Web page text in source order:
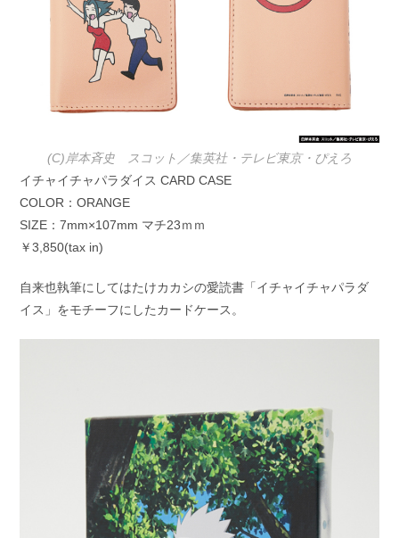
(C)岸本斉史 スコット／集英社・テレビ東京・ぴえろ
イチャイチャパラダイス CARD CASE
COLOR：ORANGE
SIZE：7mm×107mm マチ23ｍｍ
￥3,850(tax in)
自来也執筆にしてはたけカカシの愛読書「イチャイチャパラダ
イス」をモチーフにしたカードケース。